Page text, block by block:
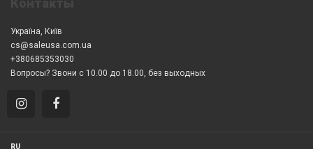
Україна, Київ
cs@saleusa.com.ua
+380685353030
Вопросы? Звони с 10.00 до 18.00, без выходных